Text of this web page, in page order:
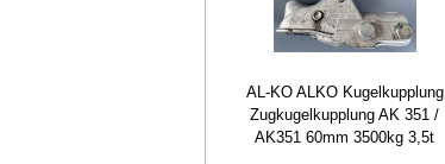
AL-KO ALKO Kugelkupplung
Zugkugelkupplung AK 351 /
AK351 60mm 3500kg 3,5t